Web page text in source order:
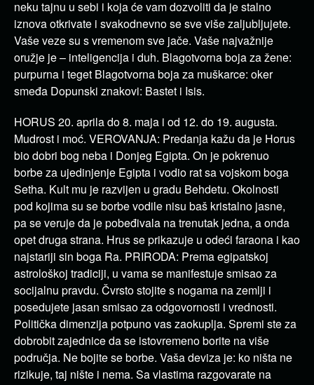
neku tajnu u sebi i koja će vam dozvoliti da je stalno
iznova otkrivate i svakodnevno se sve više zaljubljujete.
Vaše veze su s vremenom sve jače. Vaše najvažnije
oružje je – inteligencija i duh. Blagotvorna boja za žene:
purpurna i teget Blagotvorna boja za muškarce: oker
smeđa Dopunski znakovi: Bastet i Isis.
HORUS 20. aprila do 8. maja i od 12. do 19. augusta.
Mudrost i moć. VEROVANJA: Predanja kažu da je Horus
bio dobri bog neba i Donjeg Egipta. On je pokrenuo
borbe za ujedinjenje Egipta i vodio rat sa vojskom boga
Setha. Kult mu je razvijen u gradu Behdetu. Okolnosti
pod kojima su se borbe vodile nisu baš kristalno jasne,
pa se veruje da je pobeđivala na trenutak jedna, a onda
opet druga strana. Hrus se prikazuje u odeći faraona i kao
najstariji sin boga Ra. PRIRODA: Prema egipatskoj
astrološkoj tradiciji, u vama se manifestuje smisao za
socijalnu pravdu. Čvrsto stojite s nogama na zemlji i
posedujete jasan smisao za odgovornosti i vrednosti.
Politička dimenzija potpuno vas zaokuplja. Spremi ste za
dobrobit zajednice da se istovremeno borite na više
područja. Ne bojite se borbe. Vaša deviza je: ko ništa ne
rizikuje, taj nište i nema. Sa vlastima razgovarate na